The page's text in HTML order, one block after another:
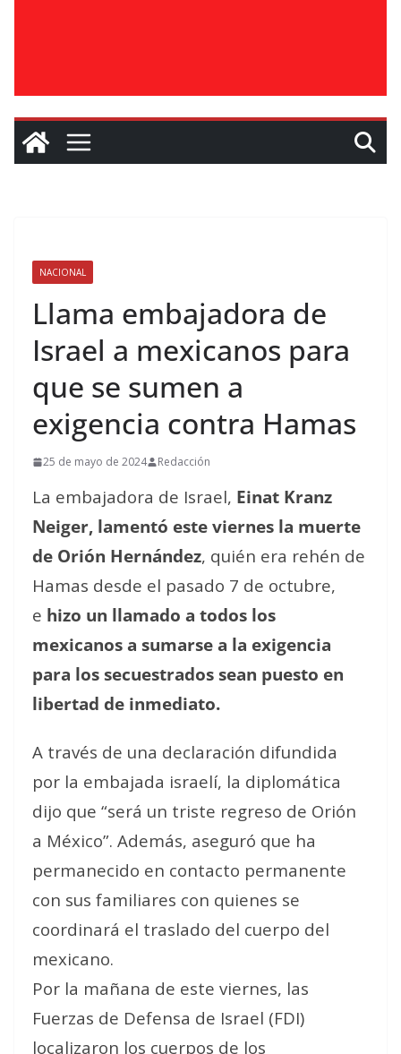
NACIONAL
Llama embajadora de
Israel a mexicanos para
que se sumen a
exigencia contra Hamas
25 de mayo de 2024 Redacción
La embajadora de Israel, Einat Kranz
Neiger, lamentó este viernes la muerte
de Orión Hernández, quién era rehén de
Hamas desde el pasado 7 de octubre,
e hizo un llamado a todos los
mexicanos a sumarse a la exigencia
para los secuestrados sean puesto en
libertad de inmediato.
A través de una declaración difundida
por la embajada israelí, la diplomática
dijo que “será un triste regreso de Orión
a México”. Además, aseguró que ha
permanecido en contacto permanente
con sus familiares con quienes se
coordinará el traslado del cuerpo del
mexicano.
Por la mañana de este viernes, las
Fuerzas de Defensa de Israel (FDI)
localizaron los cuerpos de los